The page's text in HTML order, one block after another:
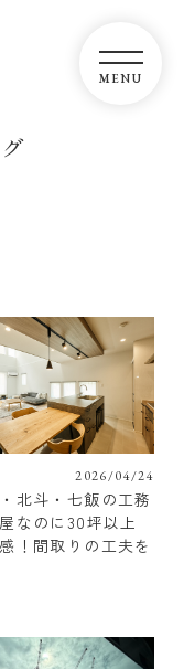
2026/04/24
・北斗・七飯の工務
なのに30坪以上
！間取りの工夫を